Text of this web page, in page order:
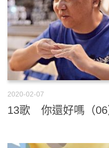
2020-02-07
13歌 你還好嗎（06